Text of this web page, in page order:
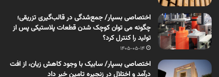
اختصاصی بسپار/ جمع‌شدگی در قالب‌گیری تزریقی؛
چگونه می توان کوچک شدن قطعات پلاستیکی پس از
تولید را کنترل کرد؟
1405-05-14
اختصاصی بسپار/ سابیک با وجود کاهش زیان، از افت
درآمد و اختلال در زنجیره تامین خبر داد